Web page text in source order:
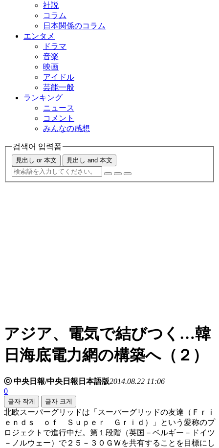
社説
コラム
日本関係のコラム
エンタメ
ドラマ
音楽
映画
アイドル
芸能一般
ランキング
ニュース
コメント
みんなの感想
검색어 입력폼
見出し or 本文 見出し and 本文
アジア、電気で結びつく…韓
日海底電力網の構築へ（２）
ⓒ 中央日報/中央日報日本語版2014.08.22 11:06
0
글자 작게 글자 크게
北欧スーパーグリッドは「スーパーグリッドの友達（Ｆｒｉ
ｅｎｄｓ ｏｆ Ｓｕｐｅｒ Ｇｒｉｄ）」という愛称のプ
ロジェクトで進行中だ。第１段階（英国－ベルギー－ドイツ
－ノルウェー）で２５－３０ＧＷを共有することを目標にし